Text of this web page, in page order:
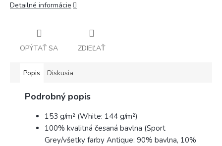
Detailné informácie
OPÝTAŤ SA ZDIEĽAŤ
Popis Diskusia
Podrobný popis
153 g/m² (White: 144 g/m²)
100% kvalitná česaná bavlna (Sport
Grey/všetky farby Antique: 90% bavlna, 10%